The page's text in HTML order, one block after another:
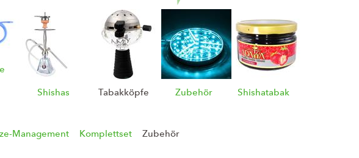
Shishas Tabakköpfe Zubehör Shishatabak
Management Komplettset Zubehör